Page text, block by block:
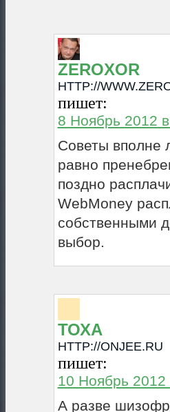
ZEROXOR
HTTP://
пишет:
8 Ноябрь 2012
Советы вполне
равно
поздно
WebMoney
собственными
выбор.
ТОХА
HTTP://ONJEE.RU
пишет:
10 Ноябрь 2012
А разве